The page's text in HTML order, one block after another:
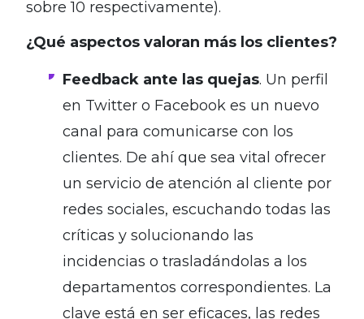
sobre 10 respectivamente).
¿Qué aspectos valoran más los clientes?
Feedback ante las quejas. Un perfil
en Twitter o Facebook es un nuevo
canal para comunicarse con los
clientes. De ahí que sea vital ofrecer
un servicio de atención al cliente por
redes sociales, escuchando todas las
críticas y solucionando las
incidencias o trasladándolas a los
departamentos correspondientes. La
clave está en ser eficaces, las redes